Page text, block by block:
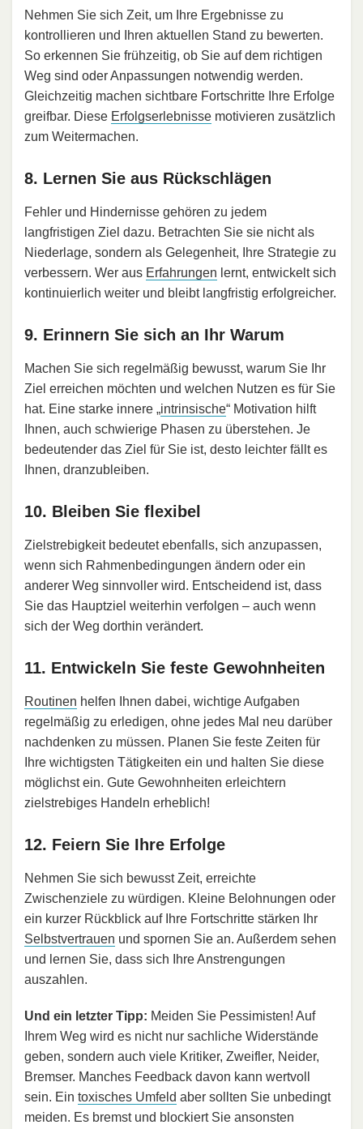
Nehmen Sie sich Zeit, um Ihre Ergebnisse zu
kontrollieren und Ihren aktuellen Stand zu bewerten.
So erkennen Sie frühzeitig, ob Sie auf dem richtigen
Weg sind oder Anpassungen notwendig werden.
Gleichzeitig machen sichtbare Fortschritte Ihre Erfolge
greifbar. Diese Erfolgserlebnisse motivieren zusätzlich
zum Weitermachen.
8. Lernen Sie aus Rückschlägen
Fehler und Hindernisse gehören zu jedem
langfristigen Ziel dazu. Betrachten Sie sie nicht als
Niederlage, sondern als Gelegenheit, Ihre Strategie zu
verbessern. Wer aus Erfahrungen lernt, entwickelt sich
kontinuierlich weiter und bleibt langfristig erfolgreicher.
9. Erinnern Sie sich an Ihr Warum
Machen Sie sich regelmäßig bewusst, warum Sie Ihr
Ziel erreichen möchten und welchen Nutzen es für Sie
hat. Eine starke innere „intrinsische“ Motivation hilft
Ihnen, auch schwierige Phasen zu überstehen. Je
bedeutender das Ziel für Sie ist, desto leichter fällt es
Ihnen, dranzubleiben.
10. Bleiben Sie flexibel
Zielstrebigkeit bedeutet ebenfalls, sich anzupassen,
wenn sich Rahmenbedingungen ändern oder ein
anderer Weg sinnvoller wird. Entscheidend ist, dass
Sie das Hauptziel weiterhin verfolgen – auch wenn
sich der Weg dorthin verändert.
11. Entwickeln Sie feste Gewohnheiten
Routinen helfen Ihnen dabei, wichtige Aufgaben
regelmäßig zu erledigen, ohne jedes Mal neu darüber
nachdenken zu müssen. Planen Sie feste Zeiten für
Ihre wichtigsten Tätigkeiten ein und halten Sie diese
möglichst ein. Gute Gewohnheiten erleichtern
zielstrebiges Handeln erheblich!
12. Feiern Sie Ihre Erfolge
Nehmen Sie sich bewusst Zeit, erreichte
Zwischenziele zu würdigen. Kleine Belohnungen oder
ein kurzer Rückblick auf Ihre Fortschritte stärken Ihr
Selbstvertrauen und spornen Sie an. Außerdem sehen
und lernen Sie, dass sich Ihre Anstrengungen
auszahlen.
Und ein letzter Tipp: Meiden Sie Pessimisten! Auf
Ihrem Weg wird es nicht nur sachliche Widerstände
geben, sondern auch viele Kritiker, Zweifler, Neider,
Bremser. Manches Feedback davon kann wertvoll
sein. Ein toxisches Umfeld aber sollten Sie unbedingt
meiden. Es bremst und blockiert Sie ansonsten